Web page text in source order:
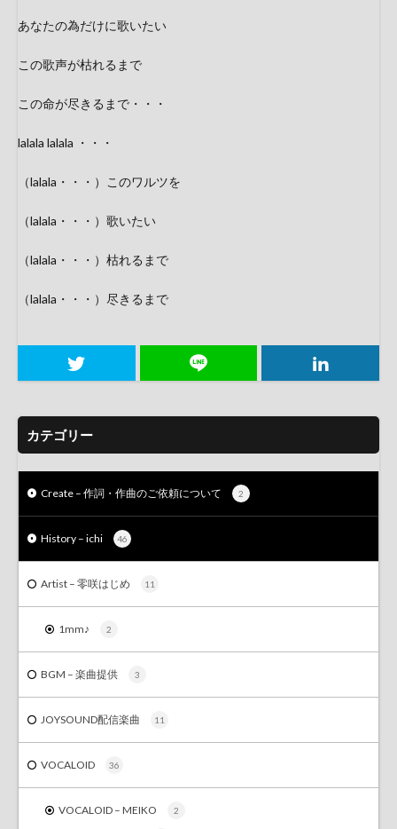
あなたの為だけに歌いたい
この歌声が枯れるまで
この命が尽きるまで・・・
lalala lalala ・・・
（lalala・・・）このワルツを
（lalala・・・）歌いたい
（lalala・・・）枯れるまで
（lalala・・・）尽きるまで
カテゴリー
Create – 作詞・作曲のご依頼について 2
History – ichi 46
Artist – 零咲はじめ 11
1mm♪ 2
BGM – 楽曲提供 3
JOYSOUND配信楽曲 11
VOCALOID 36
VOCALOID – MEIKO 2